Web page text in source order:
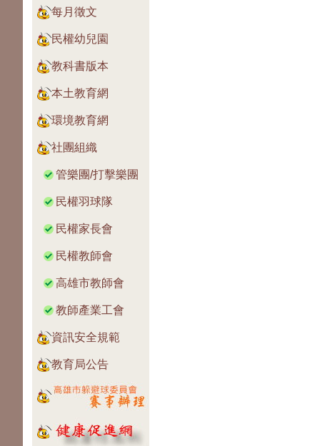
每月徵文
民權幼兒園
教科書版本
本土教育網
環境教育網
社團組織
管樂團/打擊樂團
民權羽球隊
民權家長會
民權教師會
高雄市教師會
教師產業工會
資訊安全規範
教育局公告